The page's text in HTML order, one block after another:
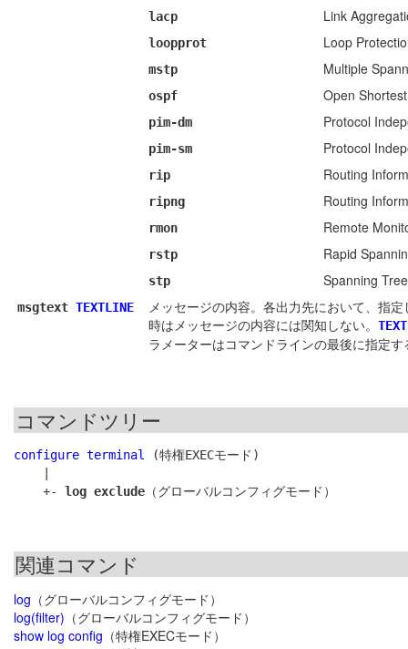
lacp Link
loopprot Loop
mstp Multiple
ospf Open
pim-dm Protocol
pim-sm Protocol
rip Routing
ripng Routing
rmon Remote
rstp Rapid
stp Spanning
msgtext TEXTLINE
メッセージの内容。各出力先において、指
時はメッセージの内容には関知しない。
ラメーターはコマンドラインの最後に指定す
コマンドツリー
configure terminal
(特権EXECモード)
    +-
log exclude
関連コマンド
log （グローバルコンフィグモード）
log(filter) （グローバルコンフィグモード）
show log config （特権EXECモード）